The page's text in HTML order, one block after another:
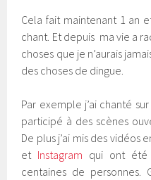
Cela fait maintenant 1 an
chant. Et depuis ma vie a
choses que je n’aurais
des choses de dingue.
Par exemple j’ai chanté
participé à des scènes
De plus j’ai mis des vidéos
et Instagram qui ont été
centaines de personnes.